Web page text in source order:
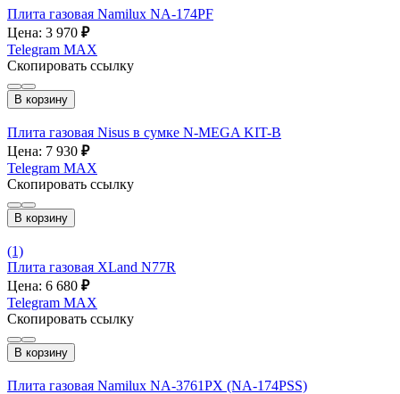
Плита газовая Namilux NA-174PF
Цена: 3 970 ₽
Telegram MAX
Скопировать ссылку
В корзину
Плита газовая Nisus в сумке N-MEGA KIT-B
Цена: 7 930 ₽
Telegram MAX
Скопировать ссылку
В корзину
(1)
Плита газовая XLand N77R
Цена: 6 680 ₽
Telegram MAX
Скопировать ссылку
В корзину
Плита газовая Namilux NA-3761PX (NA-174PSS)